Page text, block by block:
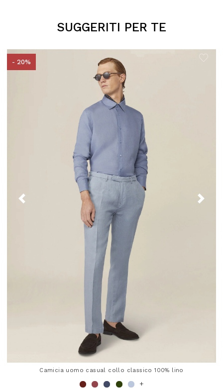
SUGGERITI PER TE
- 20%
Camicia uomo casual collo classico 100% lino
+